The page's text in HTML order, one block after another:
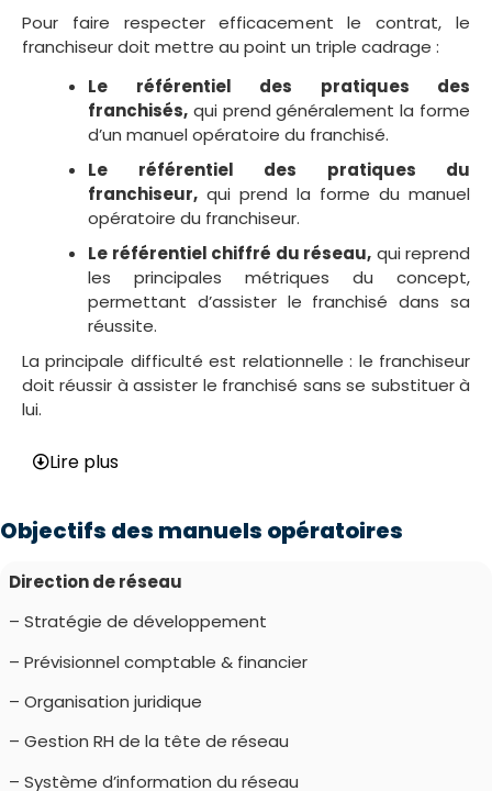
Pour faire respecter efficacement le contrat, le
franchiseur doit mettre au point un triple cadrage :
Le référentiel des pratiques des
franchisés, qui prend généralement la forme
d’un manuel opératoire du franchisé.
Le référentiel des pratiques du
franchiseur, qui prend la forme du manuel
opératoire du franchiseur.
Le référentiel chiffré du réseau, qui reprend
les principales métriques du concept,
permettant d’assister le franchisé dans sa
réussite.
La principale difficulté est relationnelle : le franchiseur
doit réussir à assister le franchisé sans se substituer à
lui.
Lire plus
Objectifs des manuels opératoires
Direction de réseau
– Stratégie de développement
– Prévisionnel comptable & financier
– Organisation juridique
– Gestion RH de la tête de réseau
– Système d’information du réseau